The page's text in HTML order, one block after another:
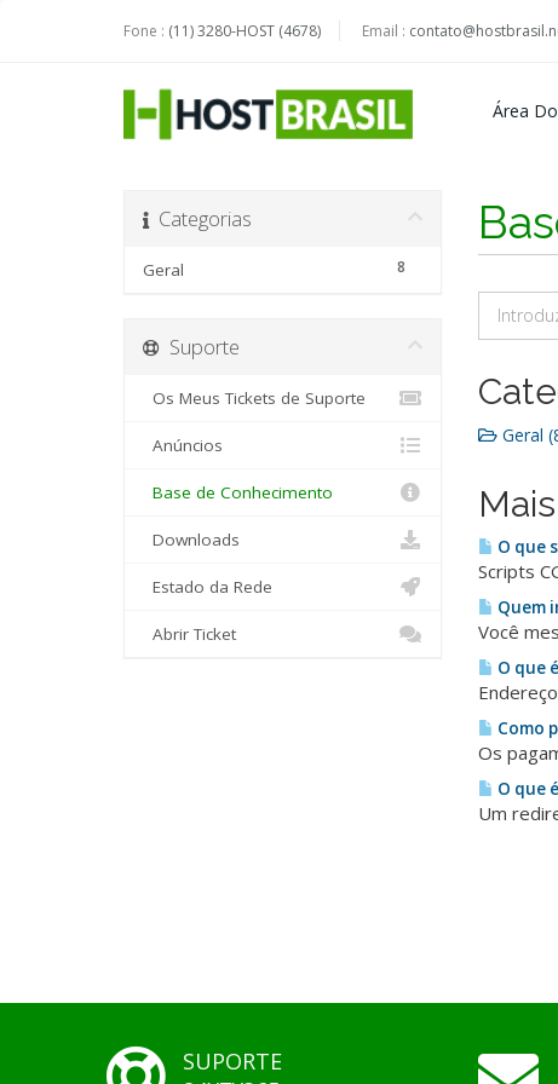
Fone : (11) 3280-HOST (4678) Email :
Área
Categorias
8
Geral
Geral
O que
Scripts
Quem
Você
O que
Como
Os
O que
Um
Suporte
Os Meus Tickets de Suporte
Anúncios
Base de Conhecimento
Downloads
Estado da Rede
Abrir Ticket
SUPORTE